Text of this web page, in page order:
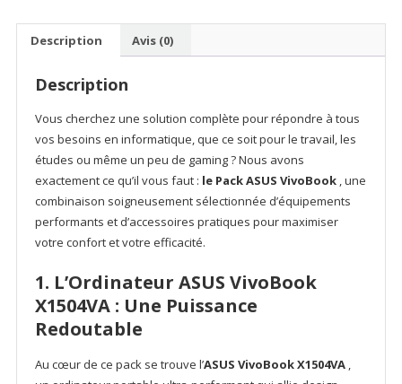
Ordinateur
ASUS
Imprimante
PORTDESIGN
Souris
Logitech
Description Avis (0)
Description
Vous cherchez une solution complète pour répondre à tous
vos besoins en informatique, que ce soit pour le travail, les
études ou même un peu de gaming ? Nous avons
exactement ce qu’il vous faut : le Pack ASUS VivoBook , une
combinaison soigneusement sélectionnée d’équipements
performants et d’accessoires pratiques pour maximiser
votre confort et votre efficacité.
1. L’Ordinateur ASUS VivoBook
X1504VA : Une Puissance
Redoutable
Au cœur de ce pack se trouve l’ASUS VivoBook X1504VA ,